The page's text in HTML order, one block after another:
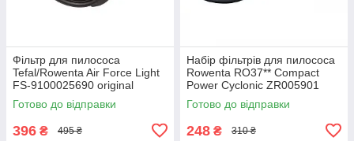
Фільтр для пилососа
Tefal/Rowenta Air Force Light
FS-9100025690 original
Готово до відправки
396 ₴ 495 ₴
Набір фільтрів для пилососа
Rowenta RO37** Compact
Power Cyclonic ZR005901
Готово до відправки
248 ₴ 310 ₴